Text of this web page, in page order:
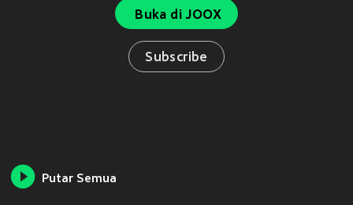
Buka di JOOX
Subscribe
Putar Semua